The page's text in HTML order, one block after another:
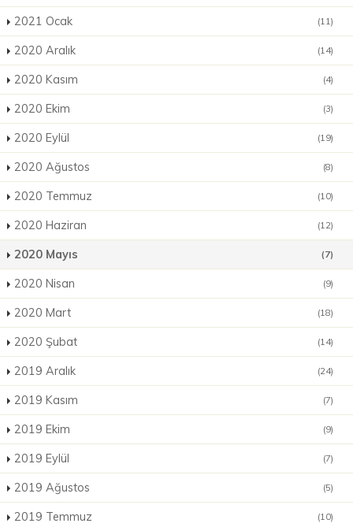
2021 Ocak (11)
2020 Aralık (14)
2020 Kasım (4)
2020 Ekim (3)
2020 Eylül (19)
2020 Ağustos (8)
2020 Temmuz (10)
2020 Haziran (12)
2020 Mayıs (7)
2020 Nisan (9)
2020 Mart (18)
2020 Şubat (14)
2019 Aralık (24)
2019 Kasım (7)
2019 Ekim (9)
2019 Eylül (7)
2019 Ağustos (5)
2019 Temmuz (10)